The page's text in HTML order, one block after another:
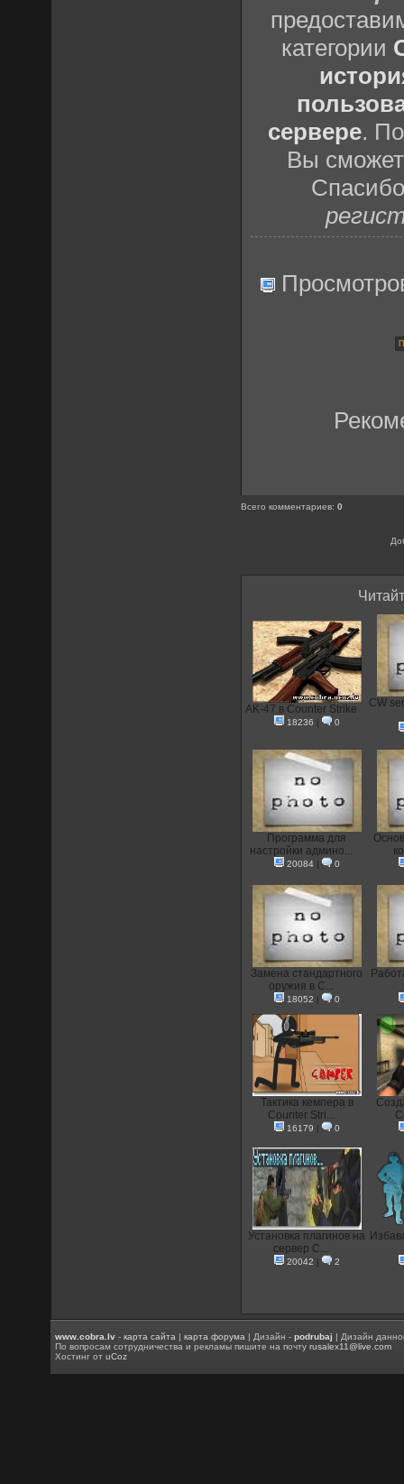
категории
сервере.
Вы
Всего комментариев:0
AK-47 в Counter Strike
18236 | 0
CW
Программа для
настройки админо...
20084| 0
Замена стандартного
оружия в C...
18052 | 0
Тактика кемпера в
Counter Stri...
16179 | 0
Установка плагинов на
сервер C...
20042 | 2
www.cobra.lv -карта сайта |карта форума | Дизайн -podrubaj | Дизайн
По вопросам сотрудничества и рекламы пишите на почтуrusalex11@live.com
Хостинг отuCoz